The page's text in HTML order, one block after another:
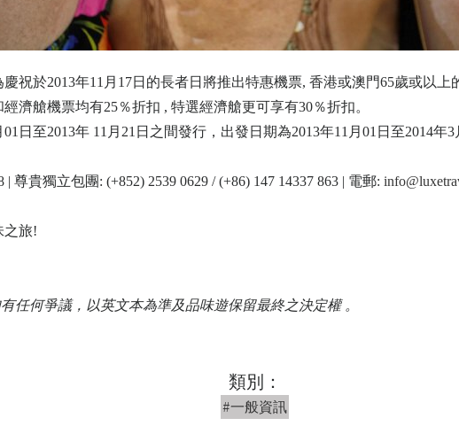
祝於2013年11月17日的長者日將推出特惠機票, 香港或澳門65歲或以
濟艙機票均有25％折扣 , 特選經濟艙更可享有30％折扣。
日至2013年 11月21日之間發行，出發日期為2013年11月01日至2014年
| 尊貴獨立包團: (+852) 2539 0629 / (+86) 147 14337 863 | 電郵:
之旅!
任何爭議，以英文本為準及品味遊保留最終之決定權 。
類別：
#一般資訊